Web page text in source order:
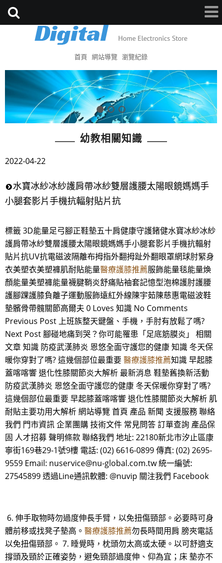
首頁 網站導覽 瀏覽紀錄
幼教相關知識
2022-04-22
水寶冰紗冰紗護肩帶冰紗雙層護腰太陽眼鏡媽媽手
小腿套影片手機抗輻射貼片抗
標籤 3D能量足弓腳正鞋墊五十肩健康守護鍺健水寶冰紗冰紗
護肩帶冰紗雙層護腰太陽眼鏡媽媽手小腿套影片手機抗輻射
貼片抗UV抗電磁波隔離布拇指外翻拇趾外翻眼罩網球肘緊身
衣美塑衣美塑褲肌耐貼能量醫療護膝推薦服飾能量毯能量煥
顏能量美塑褲能量襪腱鞘炎舒痛貼袖套記憶型泡棉護肘護腰
護腳踝護膝負離子運動服飾遠紅外線陳宇茹陳慈惠電磁波鞋
墊髕骨帶髖關節高爾夫 0 Loves 知識 No Comments
Previous Post 上班族整天鍵盤、手機，手肘有放鬆了嗎?
Next Post 腳碰地痛到哭？你可能罹患「足底筋膜炎」 相關
文章 知識 防疫武漢肺炎 恩悠全面守護您的健康 知識 冬天保
暖你穿對了嗎? 這幾個部位最重要醫療護膝推薦知識 早起膝
蓋喀喀響 退化性膝關節炎大解析 最新消息 鞋墊舊換新活動
防疫武漢肺炎 恩悠全面守護您的健康 冬天保暖你穿對了嗎?
這幾個部位最重要 早起膝蓋喀喀響 退化性膝關節炎大解析 肌
耐貼主要功用大解析 網站導覽 首頁 產品 新聞 支援服務 聯絡
我們 門市資訊 企業團購 技術文件 常見問答 訂單查詢 產品保
固 人才招募 聲明條款 聯絡我們 地址: 22180新北市汐止區康
寧街169巷29-1號9樓 電話: (02) 6616-0899 傳真: (02) 2695-
9559 Email: nuservice@nu-global.com.tw 統一編號:
27545899 透過Line通訊軟體: @nuvip 關注我們 Facebook
6. 伸手取物時勿過度伸長手臂，以免扭傷頸部。必要時可身
體前移或找凳子墊高。 醫療護膝推薦勿長時間用肩 膀夾電話
以免扭傷頸部。 7. 睡覺時，枕頭勿太高或太硬。以可舒適支
撐頭及頸於正確姿勢，避免頸部過度伸、仰為宜；床 墊亦不